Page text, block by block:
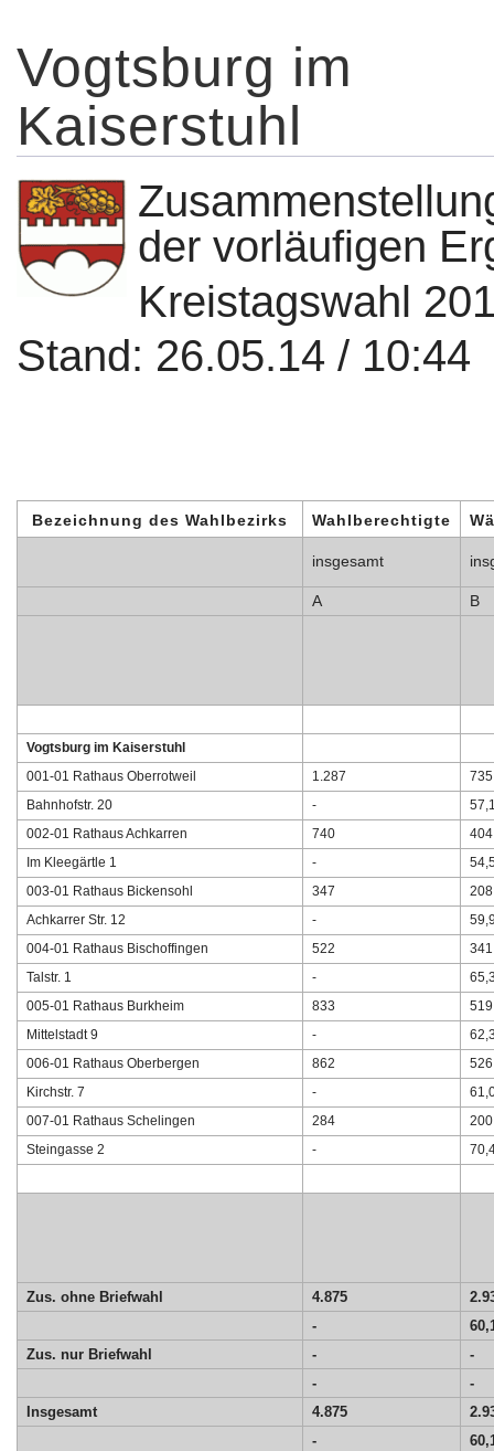
Vogtsburg im
Kaiserstuhl
der vorläufigen
Kreistagswahl
Stand: 26.05.14 / 10:44
Bezeichnung des Wahlbezirks Wahlberechtigte
insgesamt
A B
Vogtsburg im Kaiserstuhl
001-01 Rathaus Oberrotweil 1.287 735
Bahnhofstr. 20 -
002-01 Rathaus Achkarren 740 404
Im Kleegärtle 1 -
003-01 Rathaus Bickensohl 347 208
Achkarrer Str. 12 -
004-01 Rathaus Bischoffingen 522 341
Talstr. 1 -
005-01 Rathaus Burkheim 833 519
Mittelstadt 9 -
006-01 Rathaus Oberbergen 862 526
Kirchstr. 7 -
007-01 Rathaus Schelingen 284 200
Steingasse 2 -
Zus. ohne Briefwahl 4.875
-
Zus. nur Briefwahl
-
-
-
-
Insgesamt
4.875
-